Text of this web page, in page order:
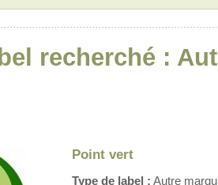
recherché :
Point vert
Type de label : Autre